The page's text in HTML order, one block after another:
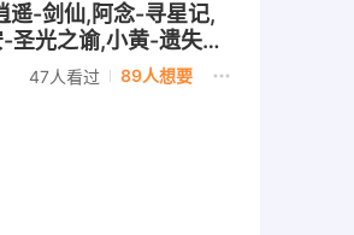
遥-剑仙,阿念-寻星记,
光之谕,小黄-遗失的
47人看过 89人想要